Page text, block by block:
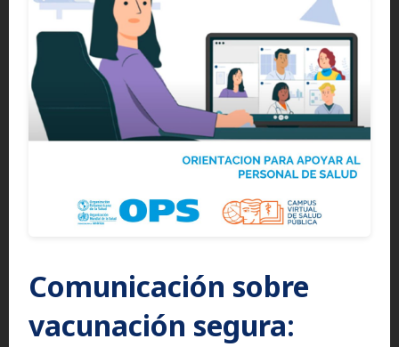
Comunicación sobre
vacunación segura: